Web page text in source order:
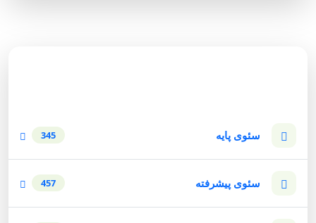
سئوی پایه 345
سئوی پیشرفته 457